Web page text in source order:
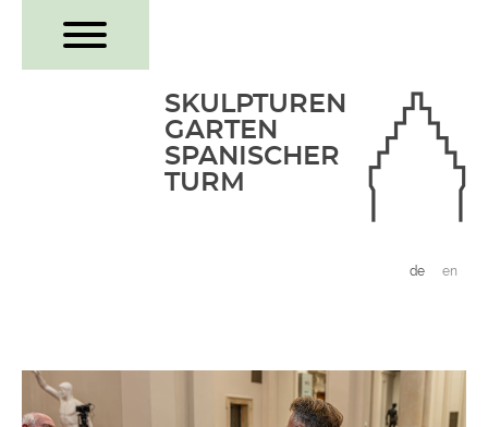
SKULPTUREN
GARTEN
SPANISCHER
​​​​​​​​​​​​​​TURM
de en